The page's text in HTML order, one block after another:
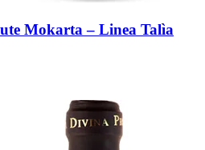
Mokarta – Linea Talìa